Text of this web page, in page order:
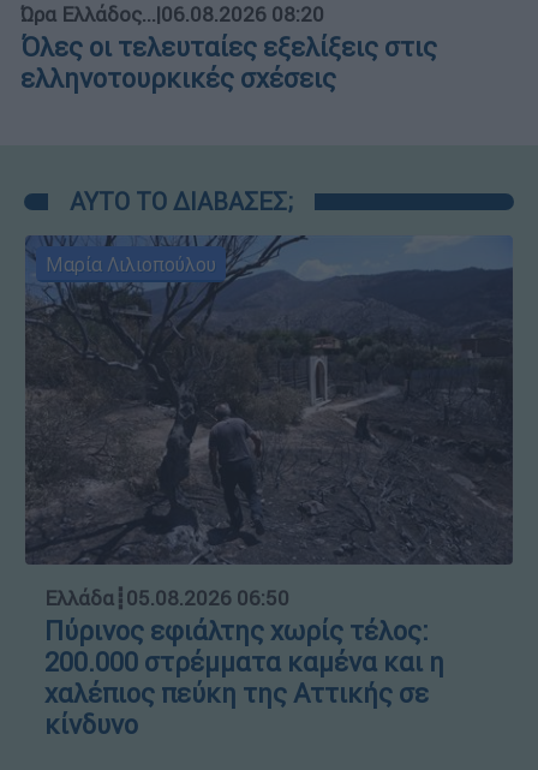
Ώρα Ελλάδος...|06.08.2026 08:20
Όλες οι τελευταίες εξελίξεις στις
ελληνοτουρκικές σχέσεις
ΑΥΤΟ ΤΟ ΔΙΑΒΑΣΕΣ;
Μαρία Λιλιοπούλου
Ελλάδα┋05.08.2026 06:50
Πύρινος εφιάλτης χωρίς τέλος:
200.000 στρέμματα καμένα και η
χαλέπιος πεύκη της Αττικής σε
κίνδυνο